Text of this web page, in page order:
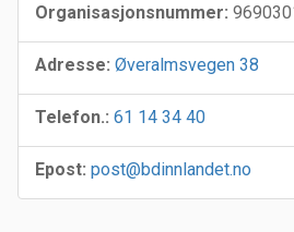
Organisasjonsnummer:
Adresse: Øveralmsvegen 38
Telefon.: 61 14 34 40
Epost: post@bdinnlandet.no